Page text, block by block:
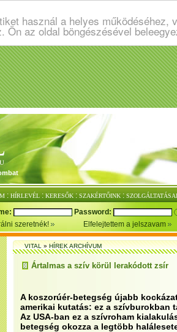
használ a helyes
Ön az oldal böngészésével
: HÍRLEVÉL : KERESŐK : SZAKÉRTŐINK :
Password:
szeretnék!
Elfelejtettem a jelszavam
VITAL»HÍREK ARCHÍVUM
Ártalmas a szív körül lerakódott zsír
A koszorúér-betegség újabb
amerikai kutatás: ez a szívburokban
Az USA-ban ez a szívroham
betegség okozza a legtöbb